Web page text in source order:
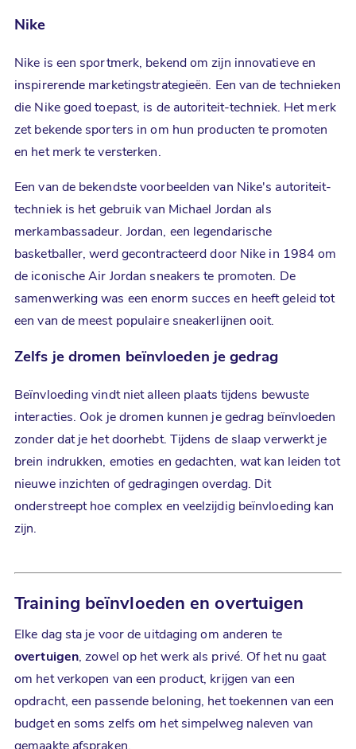
Nike
Nike is een sportmerk, bekend om zijn innovatieve en
inspirerende marketingstrategieën. Een van de technieken
die Nike goed toepast, is de autoriteit-techniek. Het merk
zet bekende sporters in om hun producten te promoten
en het merk te versterken.
Een van de bekendste voorbeelden van Nike's autoriteit-
techniek is het gebruik van Michael Jordan als
merkambassadeur. Jordan, een legendarische
basketballer, werd gecontracteerd door Nike in 1984 om
de iconische Air Jordan sneakers te promoten. De
samenwerking was een enorm succes en heeft geleid tot
een van de meest populaire sneakerlijnen ooit.
Zelfs je dromen beïnvloeden je gedrag
Beïnvloeding vindt niet alleen plaats tijdens bewuste
interacties. Ook je dromen kunnen je gedrag beïnvloeden
zonder dat je het doorhebt. Tijdens de slaap verwerkt je
brein indrukken, emoties en gedachten, wat kan leiden tot
nieuwe inzichten of gedragingen overdag. Dit
onderstreept hoe complex en veelzijdig beïnvloeding kan
zijn.
Training beïnvloeden enovertuigen
Elke dag sta je voor de uitdaging om anderen te
overtuigen, zowel op het werk als privé. Of het nu gaat
om het verkopen van een product, krijgen van een
opdracht, een passende beloning, het toekennen van een
budget en soms zelfs om het simpelweg naleven van